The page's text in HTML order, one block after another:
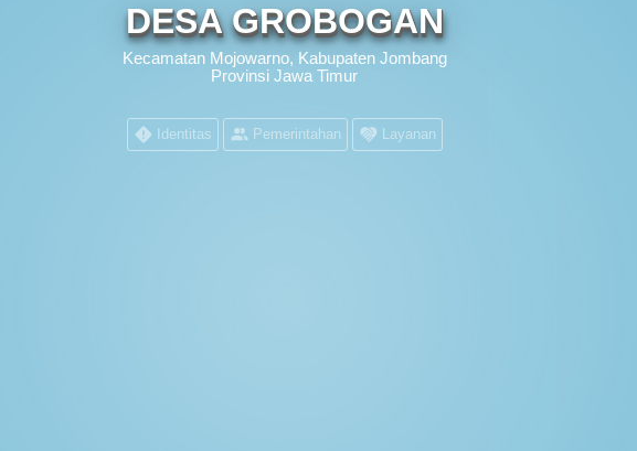
DESA GROBOGAN
Kecamatan Mojowarno, Kabupaten Jombang
Provinsi Jawa Timur
Identitas Pemerintahan Layanan